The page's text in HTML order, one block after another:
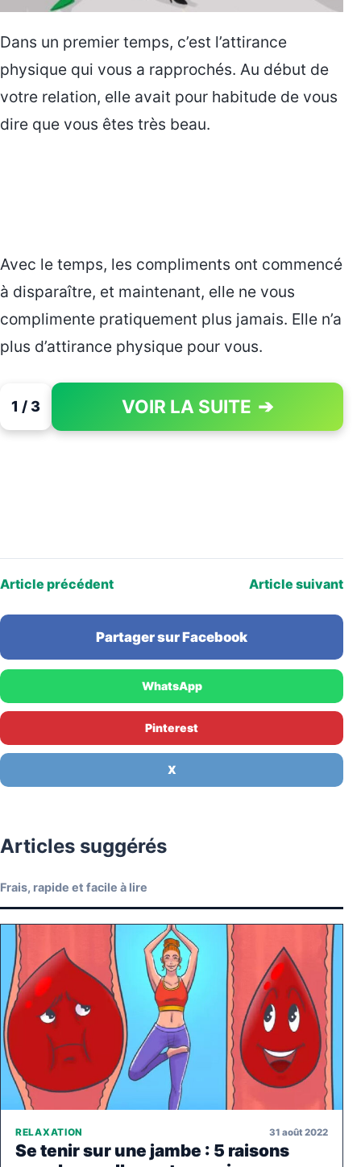
Dans un premier temps, c’est l’attirance
physique qui vous a rapprochés. Au début de
votre relation, elle avait pour habitude de vous
dire que vous êtes très beau.
Avec le temps, les compliments ont commencé
à disparaître, et maintenant, elle ne vous
complimente pratiquement plus jamais. Elle n’a
plus d’attirance physique pour vous.
1 / 3 VOIR LA SUITE ➔
PAGE 1 OF 3
Article précédent Article suivant
Partager sur Facebook
WhatsApp
Pinterest
X
Articles suggérés
Frais, rapide et facile à lire
RELAXATION 31 août 2022
Se tenir sur une jambe : 5 raisons